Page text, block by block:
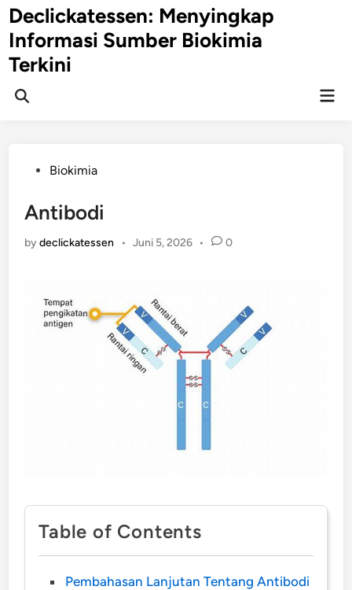
Skip
to
content
Declickatessen: Menyingkap
Informasi Sumber Biokimia
Terkini
Open
PostedBiokimia
Antibodi
bydeclickatessen • Juni 5, 2026 • 0
Table of Contents
Pembahasan Lanjutan Tentang Antibodi